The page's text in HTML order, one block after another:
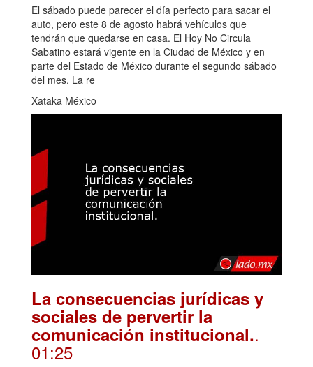
El sábado puede parecer el día perfecto para sacar el
auto, pero este 8 de agosto habrá vehículos que
tendrán que quedarse en casa. El Hoy No Circula
Sabatino estará vigente en la Ciudad de México y en
parte del Estado de México durante el segundo sábado
del mes. La re
Xataka México
La consecuencias jurídicas y
sociales de pervertir la
comunicación institucional..
01:25